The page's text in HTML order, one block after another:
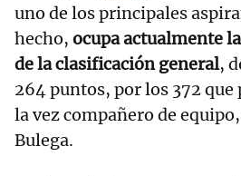
uno de los principales
hecho, ocupa actualmente
de la clasificación general,
264 puntos, por los 372 que
la vez compañero de
Bulega.